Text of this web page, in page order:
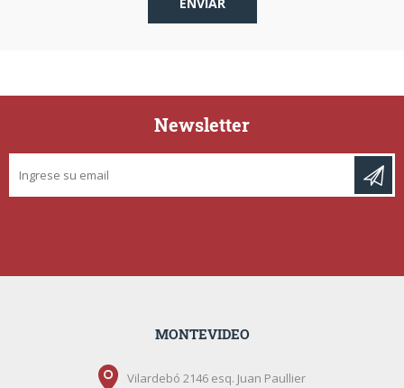
Newsletter
MONTEVIDEO
Vilardebó 2146 esq. Juan Paullier